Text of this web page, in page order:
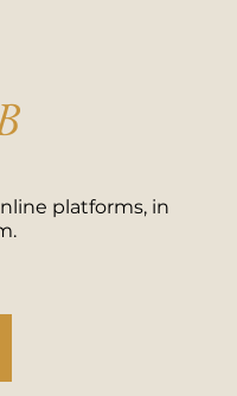
platforms, in